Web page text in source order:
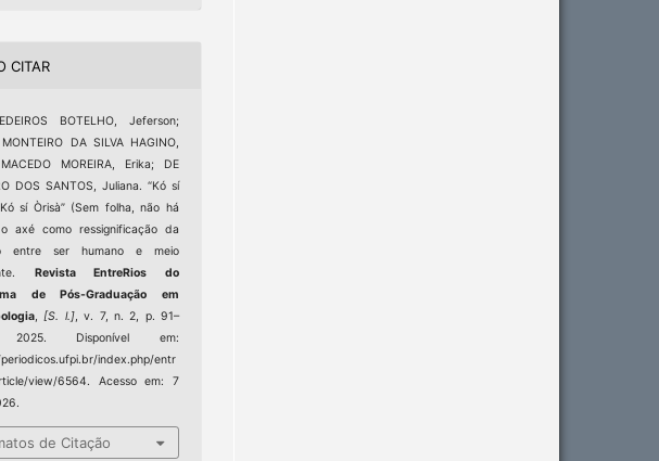
CITAR
BOTELHO, Jeferson;
DA SILVA HAGINO,
MOREIRA, Erika; DE
DOS SANTOS, Juliana. “Kó sí
sí Òrisà” (Sem folha, não há
axé como ressignificação da
entre ser humano e meio
Revista EntreRios do
de Pós-Graduação em
,[S. l.], v. 7, n. 2, p. 91–
2025. Disponível em:
index.php/entr
view/6564. Acesso em: 7
de Citação